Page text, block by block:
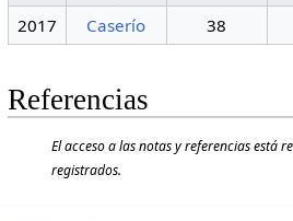
2017
Caserío 38
Referencias
El acceso a las notas y referencias está
registrados.